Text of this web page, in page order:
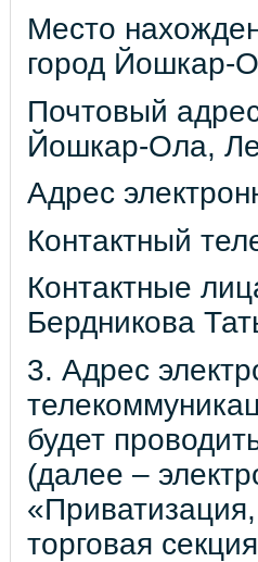
Место
город Йошкар-
Почтовый
Йошкар-Ола,
Адрес
Контактный
Контактные
Бердникова
3. Адрес
будет
(далее –
торговая